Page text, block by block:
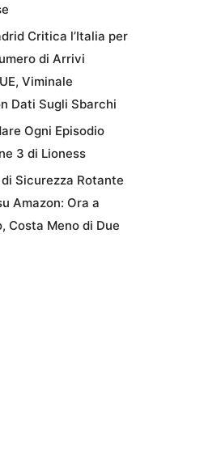
Critica l’Italia per
di Arrivi
Viminale
Dati Sugli Sbarchi
Ogni Episodio
3 di Lioness
Sicurezza Rotante
Amazon: Ora a
Costa Meno di Due